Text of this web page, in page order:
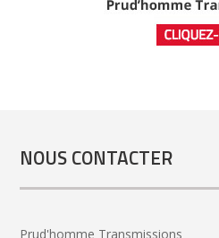
NOUS CONTACTER
Prud'homme Transmissions